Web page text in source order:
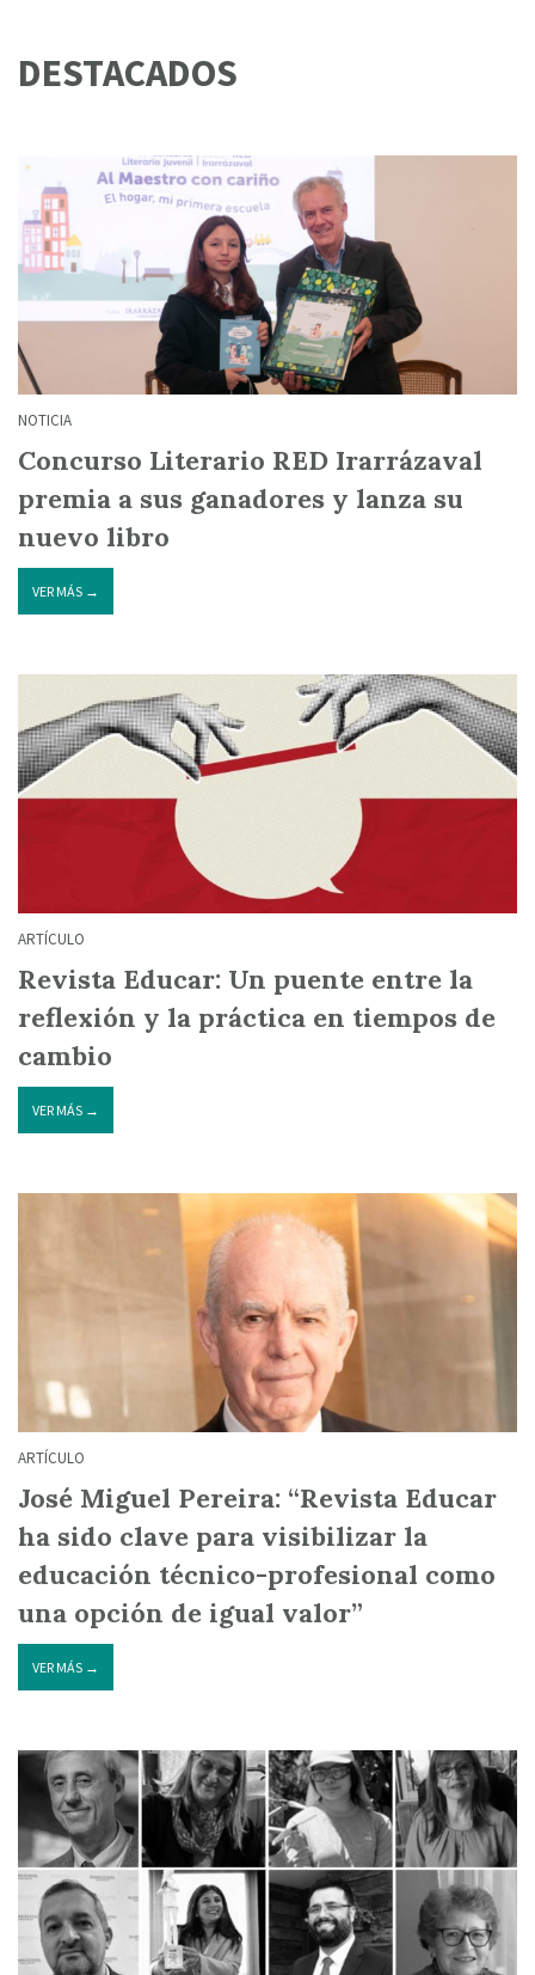
DESTACADOS
NOTICIA
Concurso Literario RED Irarrázaval
premia a sus ganadores y lanza su
nuevo libro
VER MÁS →
ARTÍCULO
Revista Educar: Un puente entre la
reflexión y la práctica en tiempos de
cambio
VER MÁS →
ARTÍCULO
José Miguel Pereira: “Revista Educar
ha sido clave para visibilizar la
educación técnico-profesional como
una opción de igual valor”
VER MÁS →